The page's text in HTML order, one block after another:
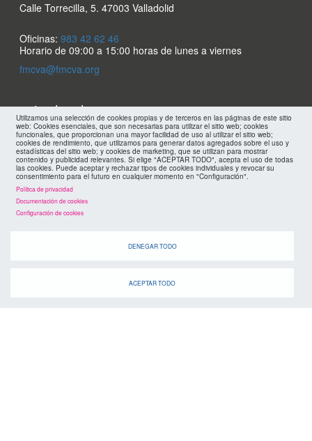
Utilizamos una selección de cookies propias y de terceros en las páginas de este sitio
web: Cookies esenciales, que son necesarias para utilizar el sitio web; cookies
funcionales, que proporcionan una mayor facilidad de uso al utilizar el sitio web;
cookies de rendimiento, que utilizamos para generar datos agregados sobre el uso y
estadísticas del sitio web; y cookies de marketing, que se utilizan para mostrar
contenido y publicidad relevantes. Si elige "ACEPTAR TODO", acepta el uso de todas
las cookies. Puede aceptar y rechazar tipos de cookies individuales y revocar su
consentimiento para el futuro en cualquier momento en "Configuración".
Política de privacidad
Documentación de cookies
Configuración de cookies
DENEGAR TODO
ACEPTAR TODO
Calle Torrecilla, 5. 47003 Valladolid
Oficinas: 983 42 62 46
Horario de 09:00 a 15:00 horas de lunes a viernes
fmcva@fmcva.org
Menu
footer
FMC
aviso legal
mapa web
políticas de privacidad
cookies